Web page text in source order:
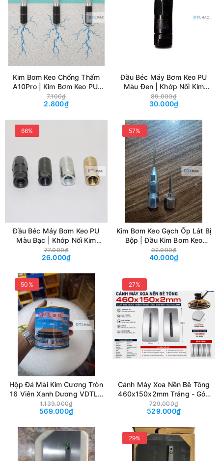
Kim Bơm Keo Chống Thấm
A10Pro | Kim Bơm Keo PU,
Epoxy Xử Lý Nứt Bê Tông
7.100₫
2.800₫
Đầu Béc Máy Bơm Keo PU
Màu Đen | Khớp Nối Kim
Bơm Chống Thấm
89.000₫
30.000₫
66%
Đầu Béc Máy Bơm Keo PU
Màu Bạc | Khớp Nối Kim
Bơm Chống Thấm
77.000₫
26.000₫
57%
Kim Bơm Keo Gạch Ốp Lát Bị
Bộp | Đầu Kim Bơm Keo
Chống Rỗng, Gia Cố Gạch
Nền
92.000₫
40.000₫
50%
Hộp Đá Mài Kim Cương Tròn
16 Viên Xanh Dương VDTL |
Đá Mài Bê Tông, Bóc Sơn
Epoxy, Mài Sàn Cho Máy
1.139.000₫
569.000₫
27%
Cánh Máy Xoa Nền Bê Tông
460x150x2mm Trắng - Góc
Vuông | Lưỡi Xoa Hoàn
Thiện Sàn Bê Tông Cho Máy
729.000₫
529.000₫
29%